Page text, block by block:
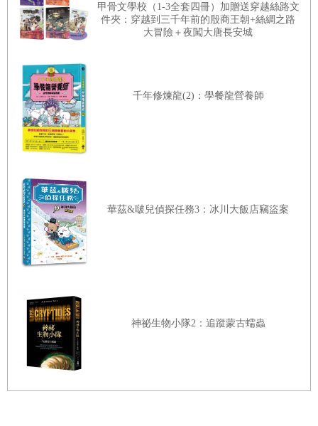
新學校人數不多，所以用混齡的方式進行課程，除此之
外也打破了年齡的限制，每一個科目依照孩子當下的學
這其實也是蒙特梭利女士希望學校用混齡的方式進行課
程的原因，在學齡前階段更是如此，因為我們相信
孩子的特質都不一樣，強弱項也不一樣，教育的目的是
要發揮孩子的天賦潛能，點燃孩子心中的火焰，讓他的
罐頭般的齊頭式考試、齊頭式學習，消磨了孩子學習的
動力與熱情，學校如何看待考試這件事，更會左右孩子
的價值觀，讓孩子誤以為學習的目的就是為了把考試考
好、沒考好就完蛋了！
那個學校沒有考試制度，上課也沒有既定的課本，而是
讓孩子們經由老師的引導、討論來寫下自己的筆記，老
師給家長的回饋也從不是用分數，而是用文字來表達對
孩子的觀察與期許。記得國一下學期的時候，兒子回來
甲骨文學校（1-3全套四冊）加贈送穿越絲路文
件夾：穿越到三千年前的殷商王朝+絲綢之路
大冒險＋夜闖大唐長安城
千年修煉龍(2)：學餐龍營養師
華茲&啵兒偵探任務3：冰川大飯店竊盜案
神祕生物小隊2：追蹤蒙古蠕蟲